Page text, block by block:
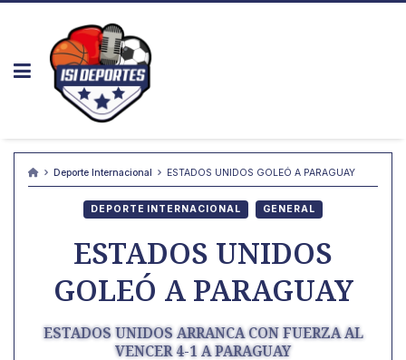
Skip
Deporte Internacional ESTADOS UNIDOS GOLEÓ A PARAGUAY
DEPORTE INTERNACIONAL GENERAL
ESTADOS UNIDOS
GOLEÓ A PARAGUAY
ESTADOS UNIDOS ARRANCA CON FUERZA AL
VENCER 4-1 A PARAGUAY